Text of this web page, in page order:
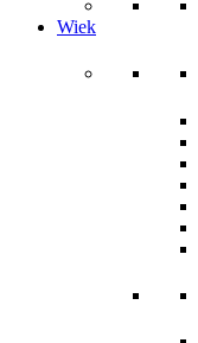
Wiek